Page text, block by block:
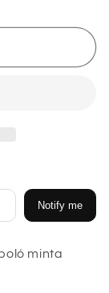
Notify me
minta